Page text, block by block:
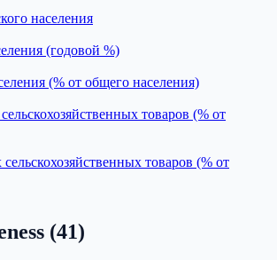
населения
(годовой %)
(% от общего населения)
товаров (% от
товаров (% от
(41)